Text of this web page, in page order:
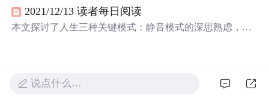
解传统建筑、非遗技艺与地域精神，推动文化旅游深度融
合。
2021/12/13 读者每日阅读
本文探讨了人生三种关键模式：静音模式的深思熟虑，游
说点什么…